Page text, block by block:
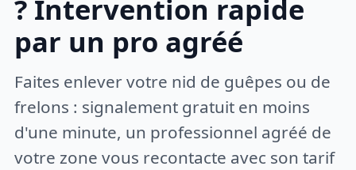
? Intervention rapide
par un pro agréé
Faites enlever votre nid de guêpes ou de
frelons : signalement gratuit en moins
d'une minute, un professionnel agréé de
votre zone vous recontacte avec son tarif